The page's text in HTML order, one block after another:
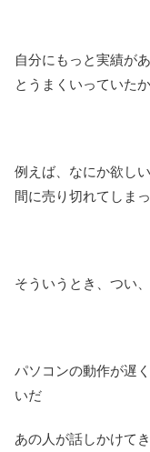
自分にもっと実績が
とうまくいっていた
例えば、なにか欲し
間に売り切れてしまっ
そういうとき、つい
パソコンの動作が遅
いだ
あの人が話しかけて